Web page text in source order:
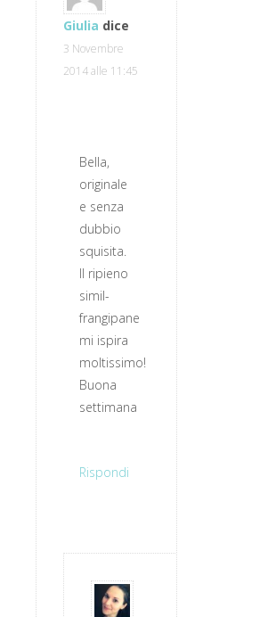
Giulia dice
3 Novembre
2014 alle 11:45
Bella,
originale
e senza
dubbio
squisita.
Il ripieno
simil-
frangipane
mi ispira
moltissimo!
Buona
settimana
Rispondi